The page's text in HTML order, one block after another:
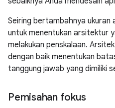
Seiring bertambahnya ukuran
untuk menentukan arsitektur
melakukan penskalaan.
dengan baik menentukan
tanggung jawab yang dimiliki
Pemisahan fokus